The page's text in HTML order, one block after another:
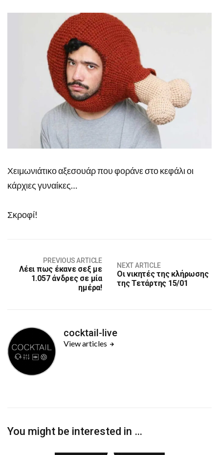
Χειμωνιάτικο αξεσουάρ που φοράνε στο κεφάλι οι
κάρχιες γυναίκες…
Σκροφί!
PREVIOUS ARTICLE
Λέει πως έκανε σεξ με
1.057 άνδρες σε μία
ημέρα!
NEXT ARTICLE
Οι νικητές της κλήρωσης
της Τετάρτης 15/01
cocktail-live
View articles
You might be interested in …